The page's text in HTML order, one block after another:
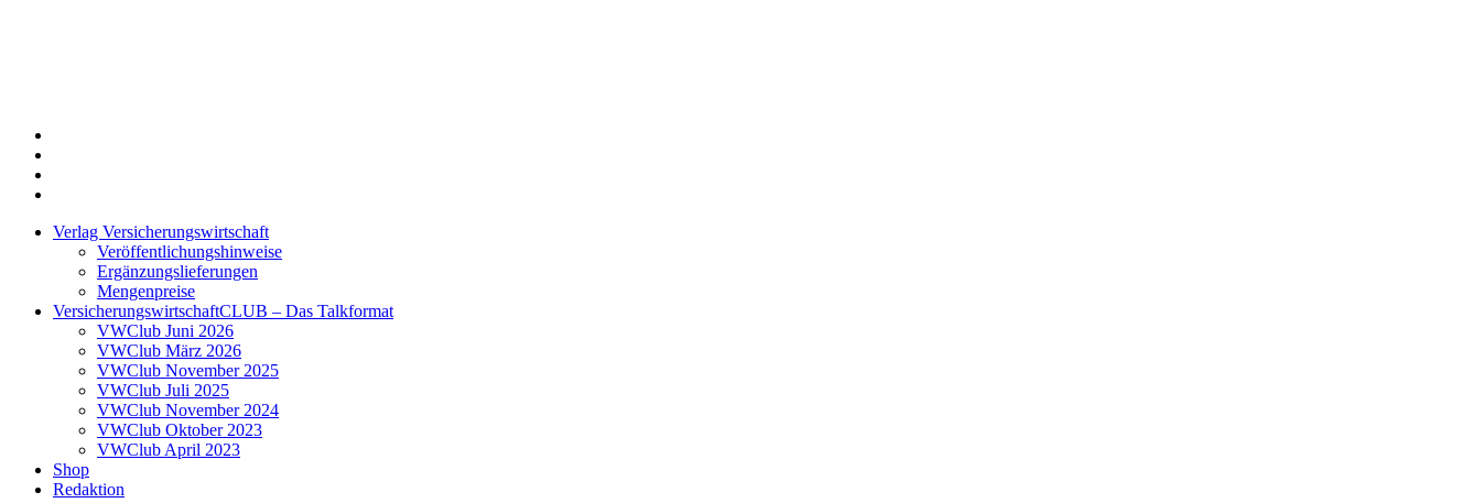
Verlag Versicherungswirtschaft
Veröffentlichungshinweise
Ergänzungslieferungen
Mengenpreise
VersicherungswirtschaftCLUB – Das Talkformat
VWClub Juni 2026
VWClub März 2026
VWClub November 2025
VWClub Juli 2025
VWClub November 2024
VWClub Oktober 2023
VWClub April 2023
Shop
Redaktion